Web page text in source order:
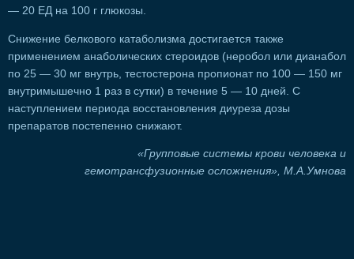
— 20 ЕД на 100 г глюкозы.
Снижение белкового катаболизма достигается также
применением анаболических стероидов (неробол или дианабол
по 25 — 30 мг внутрь, тестостерона пропионат по 100 — 150 мг
внутримышечно 1 раз в сутки) в течение 5 — 10 дней. С
наступлением периода восстановления диуреза дозы
препаратов постепенно снижают.
«Групповые системы крови человека и
гемотрансфузионные осложнения», М.А.Умнова